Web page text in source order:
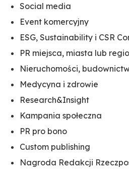
Social media
Event komercyjny
ESG, Sustainability i CSR
PR miejsca, miasta lub
Nieruchomości,
Medycyna i zdrowie
Research&Insight
Kampania społeczna
PR pro bono
Custom publishing
Nagroda Redakcji